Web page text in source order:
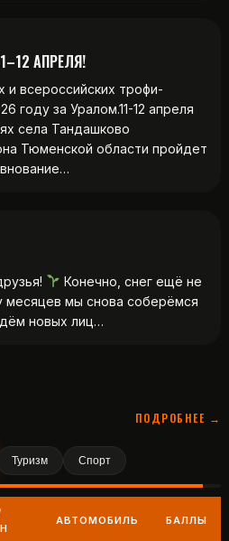
АПРЕЛЯ!
всероссийских трофи-
году за Уралом.11-12 апреля
села Тандашково
Тюменской области пройдет
Конечно, снег ещё не
месяцев мы снова соберёмся
новых лиц…
ПОДРОБНЕЕ →
Туризм Спорт
АВТОМОБИЛЬ БАЛЛЫ